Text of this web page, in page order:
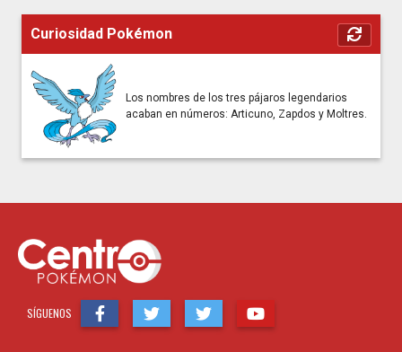
Curiosidad Pokémon
Los nombres de los tres pájaros legendarios
acaban en números: Articuno, Zapdos y Moltres.
SÍGUENOS